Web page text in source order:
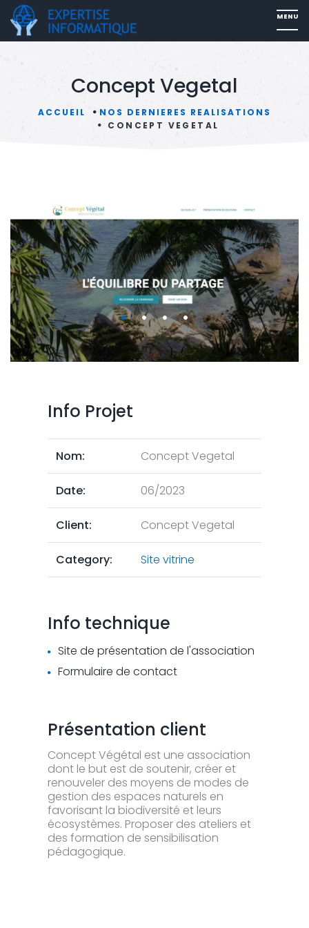
Concept Vegetal
ACCUEIL
NOS DERNIERES REALISATIONS
CONCEPT VEGETAL
Info Projet
Nom: Concept Vegetal
Date: 06/2023
Client: Concept Vegetal
Category: Site vitrine
Info technique
Site de présentation de l'association
Formulaire de contact
Présentation client
Concept Végétal est une association
dont le but est de soutenir, créer et
renouveler des moyens de modes de
gestion des espaces naturels en
favorisant la biodiversité et leurs
écosystèmes. Proposer des ateliers et
des formation de sensibilisation
pédagogique.